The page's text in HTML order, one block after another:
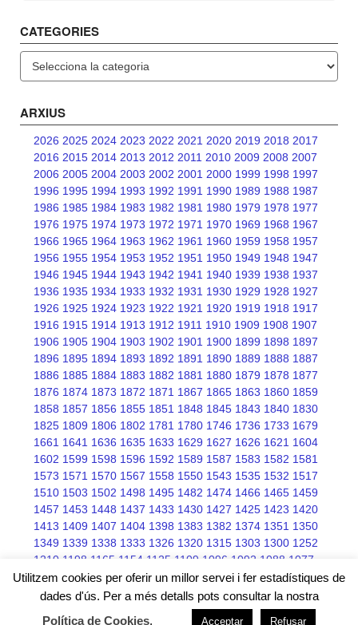
CATEGORIES
ARXIUS
2026 2025 2024 2023 2022 2021 2020 2019 2018 2017
2016 2015 2014 2013 2012 2011 2010 2009 2008 2007
2006 2005 2004 2003 2002 2001 2000 1999 1998 1997
1996 1995 1994 1993 1992 1991 1990 1989 1988 1987
1986 1985 1984 1983 1982 1981 1980 1979 1978 1977
1976 1975 1974 1973 1972 1971 1970 1969 1968 1967
1966 1965 1964 1963 1962 1961 1960 1959 1958 1957
1956 1955 1954 1953 1952 1951 1950 1949 1948 1947
1946 1945 1944 1943 1942 1941 1940 1939 1938 1937
1936 1935 1934 1933 1932 1931 1930 1929 1928 1927
1926 1925 1924 1923 1922 1921 1920 1919 1918 1917
1916 1915 1914 1913 1912 1911 1910 1909 1908 1907
1906 1905 1904 1903 1902 1901 1900 1899 1898 1897
1896 1895 1894 1893 1892 1891 1890 1889 1888 1887
1886 1885 1884 1883 1882 1881 1880 1879 1878 1877
1876 1874 1873 1872 1871 1867 1865 1863 1860 1859
1858 1857 1856 1855 1851 1848 1845 1843 1840 1830
1825 1809 1806 1802 1781 1780 1746 1736 1733 1679
1661 1641 1636 1635 1633 1629 1627 1626 1621 1604
1602 1599 1598 1596 1592 1589 1587 1583 1582 1581
1573 1571 1570 1567 1558 1550 1543 1535 1532 1517
1510 1503 1502 1498 1495 1482 1474 1466 1465 1459
1457 1453 1448 1437 1433 1430 1427 1425 1423 1420
1413 1409 1407 1404 1398 1383 1382 1374 1351 1350
1349 1339 1338 1333 1326 1320 1315 1303 1300 1252
1210 1198 1165 1154 1125 1109 1096 1092 1088 1077
1076 1075 1068 1066 1045
Utilitzem cookies per oferir un millor servei i fer estadístiques de
dades d'ús. Per a més detalls pots consultar la nostra
Política de Cookies. Acceptar Refusar